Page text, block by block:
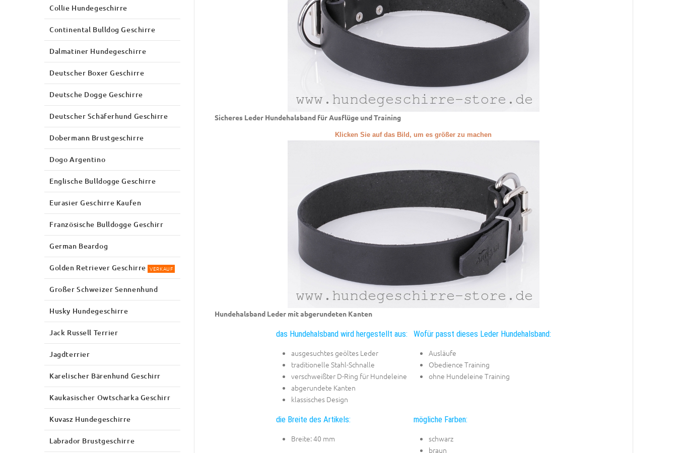
Sicheres Leder Hundehalsband für Ausflüge und Training
Klicken Sie auf das Bild, um es größer zu machen
Hundehalsband Leder mit abgerundeten Kanten
das Hundehalsband wird hergestellt aus:
ausgesuchtes geöltes Leder
traditionelle Stahl-Schnalle
verschweißter D-Ring für Hundeleine
abgerundete Kanten
klassisches Design
Wofür passt dieses Leder Hundehalsband:
Ausläufe
Obedience Training
ohne Hundeleine Training
die Breite des Artikels:
Breite: 40 mm
mögliche Farben:
schwarz
braun
Collie Hundegeschirre
Continental Bulldog Geschirre
Dalmatiner Hundegeschirre
Deutscher Boxer Geschirre
Deutsche Dogge Geschirre
Deutscher Schäferhund Geschirre
Dobermann Brustgeschirre
Dogo Argentino
Englische Bulldogge Geschirre
Eurasier Geschirre Kaufen
Französische Bulldogge Geschirr
German Beardog
Golden Retriever Geschirre VERKAUF
Großer Schweizer Sennenhund
Husky Hundegeschirre
Jack Russell Terrier
Jagdterrier
Karelischer Bärenhund Geschirr
Kaukasischer Owtscharka Geschirr
Kuvasz Hundegeschirre
Labrador Brustgeschirre